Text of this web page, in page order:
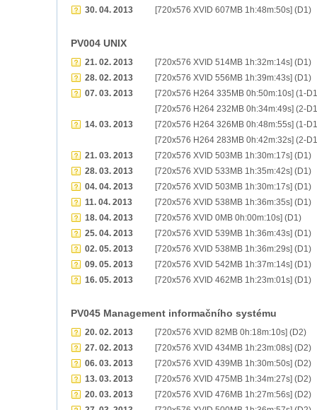
30. 04. 2013
[720x576 XVID 607MB 1h:48m:50s] (D1)
PV004 UNIX
21. 02. 2013
[720x576 XVID 514MB 1h:32m:14s] (D1)
28. 02. 2013
[720x576 XVID 556MB 1h:39m:43s] (D1)
07. 03. 2013
[720x576 H264 335MB 0h:50m:10s] (1-
[720x576 H264 232MB 0h:34m:49s] (2-
14. 03. 2013
[720x576 H264 326MB 0h:48m:55s] (1-
[720x576 H264 283MB 0h:42m:32s] (2-
21. 03. 2013
[720x576 XVID 503MB 1h:30m:17s] (D1)
28. 03. 2013
[720x576 XVID 533MB 1h:35m:42s] (D1)
04. 04. 2013
[720x576 XVID 503MB 1h:30m:17s] (D1)
11. 04. 2013
[720x576 XVID 538MB 1h:36m:35s] (D1)
18. 04. 2013
[720x576 XVID 0MB 0h:00m:10s] (D1)
25. 04. 2013
[720x576 XVID 539MB 1h:36m:43s] (D1)
02. 05. 2013
[720x576 XVID 538MB 1h:36m:29s] (D1)
09. 05. 2013
[720x576 XVID 542MB 1h:37m:14s] (D1)
16. 05. 2013
[720x576 XVID 462MB 1h:23m:01s] (D1)
PV045 Management informačního systému
20. 02. 2013
[720x576 XVID 82MB 0h:18m:10s] (D2)
27. 02. 2013
[720x576 XVID 434MB 1h:23m:08s] (D2)
06. 03. 2013
[720x576 XVID 439MB 1h:30m:50s] (D2)
13. 03. 2013
[720x576 XVID 475MB 1h:34m:27s] (D2)
20. 03. 2013
[720x576 XVID 476MB 1h:27m:56s] (D2)